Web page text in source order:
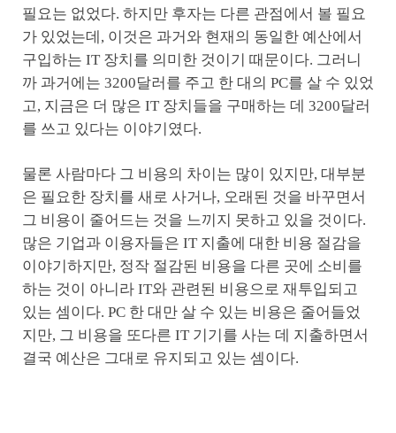
필요는 없었다. 하지만 후자는 다른 관점에서 볼 필요
가 있었는데, 이것은 과거와 현재의 동일한 예산에서
구입하는 IT 장치를 의미한 것이기 때문이다. 그러니
까 과거에는 3200달러를 주고 한 대의 PC를 살 수 있었
고, 지금은 더 많은 IT 장치들을 구매하는 데 3200달러
를 쓰고 있다는 이야기였다.
물론 사람마다 그 비용의 차이는 많이 있지만, 대부분
은 필요한 장치를 새로 사거나, 오래된 것을 바꾸면서
그 비용이 줄어드는 것을 느끼지 못하고 있을 것이다.
많은 기업과 이용자들은 IT 지출에 대한 비용 절감을
이야기하지만, 정작 절감된 비용을 다른 곳에 소비를
하는 것이 아니라 IT와 관련된 비용으로 재투입되고
있는 셈이다. PC 한 대만 살 수 있는 비용은 줄어들었
지만, 그 비용을 또다른 IT 기기를 사는 데 지출하면서
결국 예산은 그대로 유지되고 있는 셈이다.